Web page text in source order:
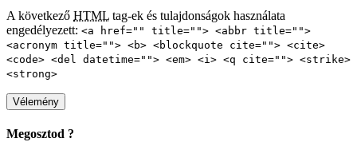
A következő HTML tag-ek és tulajdonságok használata
engedélyezett: <a href="" title=""> <abbr title="">
<acronym title=""> <b> <blockquote cite=""> <cite>
<code> <del datetime=""> <em> <i> <q cite=""> <strike>
<strong>
Megosztod ?